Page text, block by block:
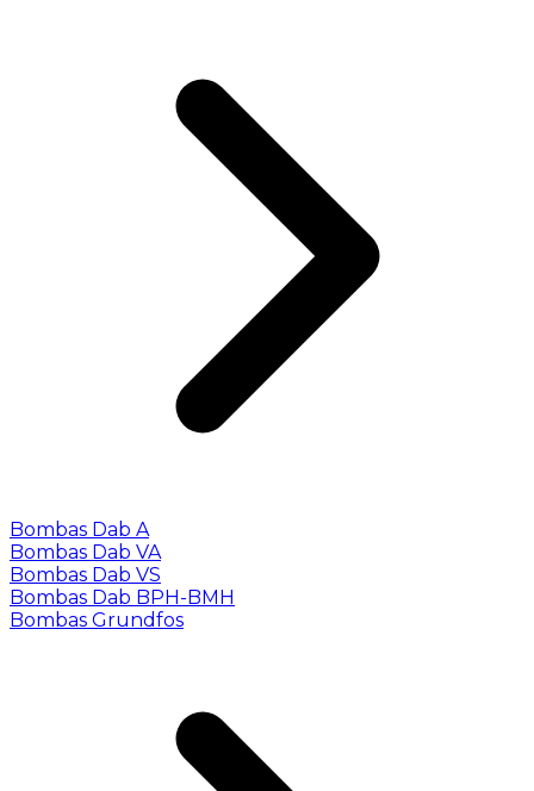
Bombas Dab A
Bombas Dab VA
Bombas Dab VS
Bombas Dab BPH-BMH
Bombas Grundfos